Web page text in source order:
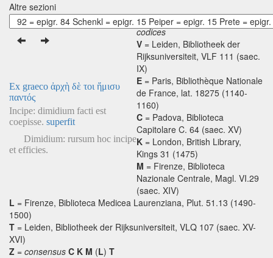
Altre sezioni
Ex graeco ἀρχὴ δὲ τοι ἥμισυ
παντός
Incipe: dimidium facti est
coepisse. superfit
Dimidium: rursum hoc incipe
et efficies.
codices
V = Leiden, Bibliotheek der
Rijksuniversiteit, VLF 111 (saec.
IX)
E = Paris, Bibliothèque Nationale
de France, lat. 18275 (1140-
1160)
C = Padova, Biblioteca
Capitolare C. 64 (saec. XV)
K = London, British Library,
Kings 31 (1475)
M = Firenze, Biblioteca
Nazionale Centrale, Magl. VI.29
(saec. XIV)
L = Firenze, Biblioteca Medicea Laurenziana, Plut. 51.13 (1490-
1500)
T = Leiden, Bibliotheek der Rijksuniversiteit, VLQ 107 (saec. XV-
XVI)
Z = consensus C K M (L) T